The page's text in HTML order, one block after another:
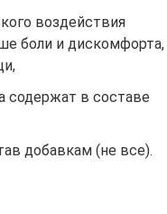
воздействия
боли и дискомфорта,
содержат в составе
добавкам (не все).